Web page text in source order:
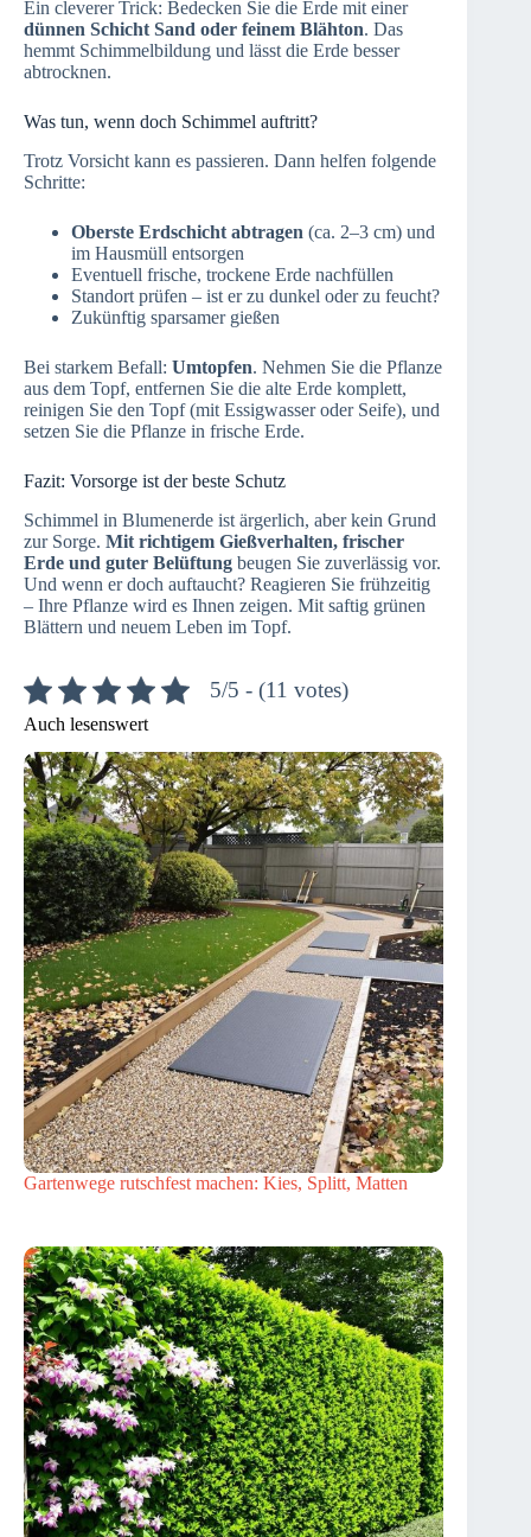
Ein cleverer Trick: Bedecken Sie die Erde mit einer
dünnen Schicht Sand oder feinem Blähton. Das
hemmt Schimmelbildung und lässt die Erde besser
abtrocknen.
Was tun, wenn doch Schimmel auftritt?
Trotz Vorsicht kann es passieren. Dann helfen folgende
Schritte:
Oberste Erdschicht abtragen (ca. 2–3 cm) und
im Hausmüll entsorgen
Eventuell frische, trockene Erde nachfüllen
Standort prüfen – ist er zu dunkel oder zu feucht?
Zukünftig sparsamer gießen
Bei starkem Befall: Umtopfen. Nehmen Sie die Pflanze
aus dem Topf, entfernen Sie die alte Erde komplett,
reinigen Sie den Topf (mit Essigwasser oder Seife), und
setzen Sie die Pflanze in frische Erde.
Fazit: Vorsorge ist der beste Schutz
Schimmel in Blumenerde ist ärgerlich, aber kein Grund
zur Sorge. Mit richtigem Gießverhalten, frischer
Erde und guter Belüftung beugen Sie zuverlässig vor.
Und wenn er doch auftaucht? Reagieren Sie frühzeitig
– Ihre Pflanze wird es Ihnen zeigen. Mit saftig grünen
Blättern und neuem Leben im Topf.
5/5 - (11 votes)
Auch lesenswert
Gartenwege rutschfest machen: Kies, Splitt, Matten